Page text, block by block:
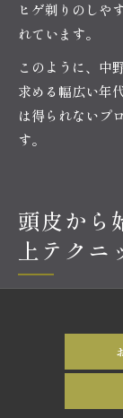
ヒゲ剃りのしや
れています。
このように、中
求める幅広い年
は得られないプ
す。
頭皮から
上テクニ
中野 理容室
現代人はパソコ
のこりや眼精疲
バーバー中野で